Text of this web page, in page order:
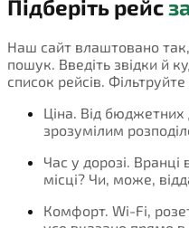
Підберіть рейс
Наш сайт влаштовано
пошук. Введіть звідки й
список рейсів.
Ціна. Від бюджетних
зрозумілим
Час у дорозі.
місці? Чи, може,
Комфорт. Wi-Fi,